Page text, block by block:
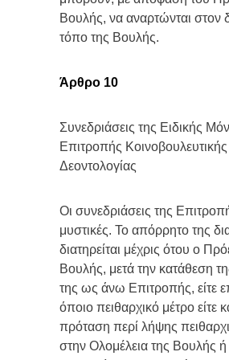
Βουλής, να αναρτώνται στον
τόπο της Βουλής.
Άρθρο 10
Συνεδριάσεις της Ειδικής
Επιτροπής Κοινοβουλευτικής
Δεοντολογίας
Οι συνεδριάσεις της
μυστικές. Το απόρρητο της
διατηρείται μέχρις ότου ο
Βουλής, μετά την κατάθεση
της ως άνω Επιτροπής, είτε
όποιο πειθαρχικό μέτρο είτε
πρόταση περί λήψης
στην Ολομέλεια της Βουλής